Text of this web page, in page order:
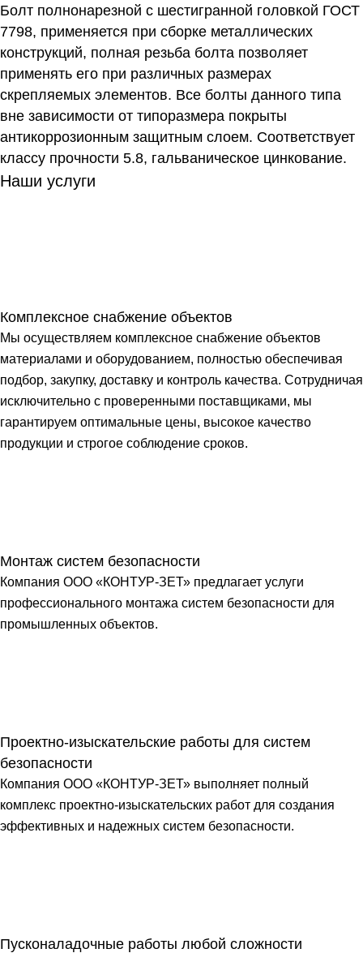
Болт полнонарезной с шестигранной головкой ГОСТ
7798, применяется при сборке металлических
конструкций, полная резьба болта позволяет
применять его при различных размерах
скрепляемых элементов. Все болты данного типа
вне зависимости от типоразмера покрыты
антикоррозионным защитным слоем. Соответствует
классу прочности 5.8, гальваническое цинкование.
Наши услуги
Комплексное снабжение объектов
Мы осуществляем комплексное снабжение объектов
материалами и оборудованием, полностью обеспечивая
подбор, закупку, доставку и контроль качества. Сотрудничая
исключительно с проверенными поставщиками, мы
гарантируем оптимальные цены, высокое качество
продукции и строгое соблюдение сроков.
Монтаж систем безопасности
Компания ООО «КОНТУР-ЗЕТ» предлагает услуги
профессионального монтажа систем безопасности для
промышленных объектов.
Проектно-изыскательские работы для систем
безопасности
Компания ООО «КОНТУР-ЗЕТ» выполняет полный
комплекс проектно-изыскательских работ для создания
эффективных и надежных систем безопасности.
Пусконаладочные работы любой сложности